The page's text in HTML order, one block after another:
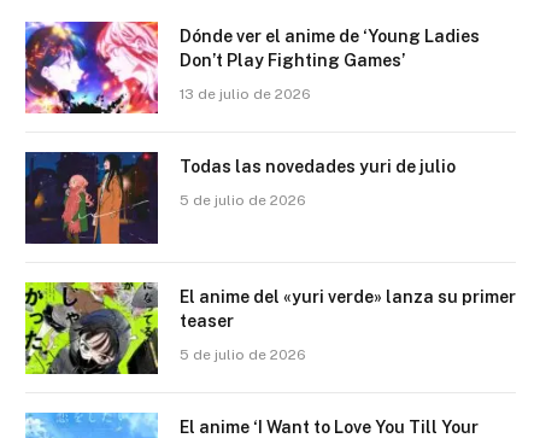
Dónde ver el anime de ‘Young Ladies
Don’t Play Fighting Games’
13 de julio de 2026
Todas las novedades yuri de julio
5 de julio de 2026
El anime del «yuri verde» lanza su primer
teaser
5 de julio de 2026
El anime ‘I Want to Love You Till Your